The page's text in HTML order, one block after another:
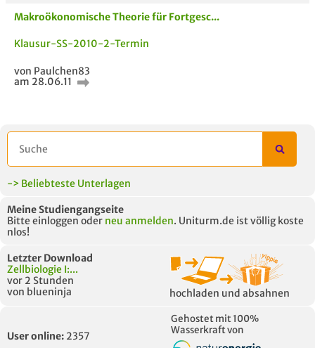
AUCH IM MODUL
TITEL DER
Makroökonomische Theorie für Fortgesc...
Klausur-SS-2010-2-Termin
von Paulchen83
am 28.06.11
-> Beliebteste Unterlagen
Meine Studiengangseite
Bitte einloggen oder neu anmelden. Uniturm.de ist völlig koste
nlos!
Letzter Download
Zellbiologie I:...
vor 2 Stunden
von blueninja
hochladen und absahnen
User online: 2357
Gehostet mit 100%
Wasserkraft von